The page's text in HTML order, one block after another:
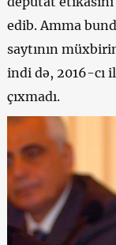
edib. Amma
saytının
indi də, 2016-cı
çıxmadı.